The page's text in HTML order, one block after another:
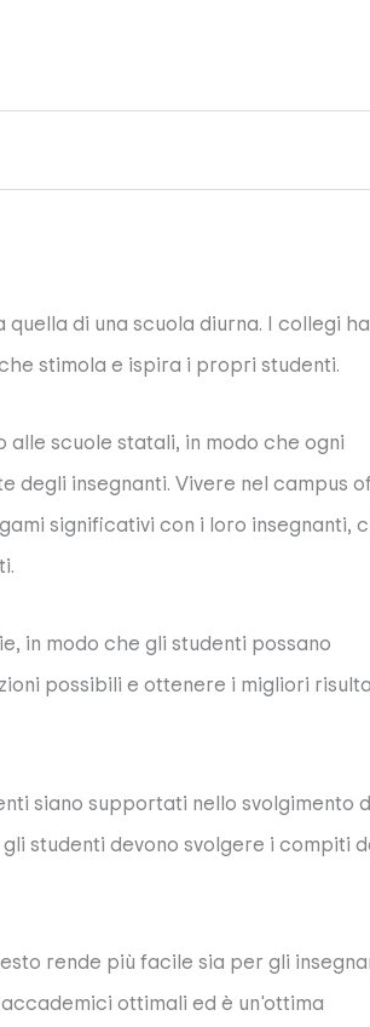
di una scuola diurna. I collegi
stimola e ispira i propri studenti.
scuole statali, in modo che ogni
degli insegnanti. Vivere nel campus
significativi con i loro insegnanti,
in modo che gli studenti possano
possibili e ottenere i migliori
siano supportati nello svolgimento
studenti devono svolgere i compiti
rende più facile sia per gli
ottimali ed è un'ottima